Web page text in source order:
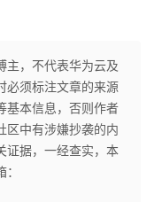
主，不代表华为云及
必须标注文章的来源
基本信息，否则作者
区中有涉嫌抄袭的内
证据，一经查实，本